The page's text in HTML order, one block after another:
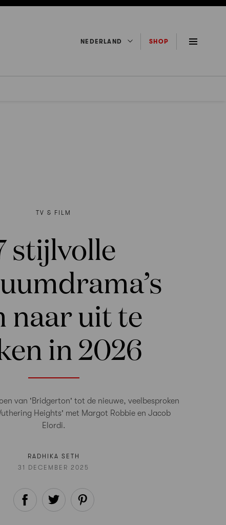
NEDERLAND SHOP
TV & FILM
stijlvolle
naar uit te
in 2026
van 'Bridgerton' tot de nieuwe, veelbesproken
Heights' met Margot Robbie en Jacob
Elordi.
RADHIKA SETH
31 DECEMBER 2025